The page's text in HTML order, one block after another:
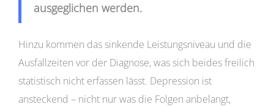
ausgeglichen werden.
Hinzu kommen das sinkende Leistungsniveau und die
Ausfallzeiten vor der Diagnose, was sich beides freilich
statistisch nicht erfassen lässt. Depression ist
ansteckend – nicht nur was die Folgen anbelangt,